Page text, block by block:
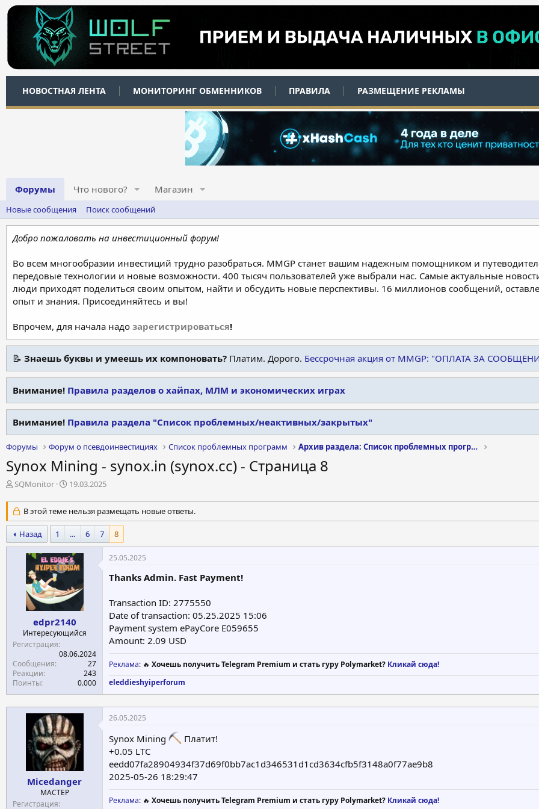
НОВОСТНАЯ ЛЕНТА МОНИТОРИНГ ОБМЕННИКОВ ПРАВИЛА РАЗМЕЩЕНИЕ РЕКЛАМЫ
Форумы Что нового? Магазин
Новые сообщения Поиск сообщений
Добро пожаловать на инвестиционный форум!
Во всем многообразии инвестиций трудно разобраться. MMGP станет вашим надежным помощником и
передовые технологии и новые возможности. 400 тысяч пользователей уже выбрали нас. Самые актуальные
люди приходят поделиться своим опытом, найти и обсудить новые перспективы. 16 миллионов сообщений,
опыт и знания. Присоединяйтесь и вы!
Впрочем, для начала надо зарегистрироваться!
📝 Знаешь буквы и умеешь их компоновать? Платим. Дорого. Бессрочная акция от MMGP: "ОПЛАТА ЗА
Внимание! Правила разделов о хайпах, МЛМ и экономических играх
Внимание! Правила раздела "Список проблемных/неактивных/закрытых"
Форумы Форум о псевдоинвестициях Список проблемных программ Архив раздела: Список проблемных программ
Synox Mining - synox.in (synox.cc) - Страница 8
А
т
о
р
т
е
SQMonitor
Д
т
а
н
а
ч
а
л
19.03.2025
В этой теме нельзя размещать новые ответы.
Назад 1 ... 6 7 8
edpr2140
Интересующийся
Регистрация
08.06.2024
Сообщения
27
Реакции
243
Поинты
0.000
25.05.2025
Thanks Admin. Fast Payment!
Transaction ID: 2775550
Date of transaction: 05.25.2025 15:06
Payment system ePayCore E059655
Amount: 2.09 USD
Реклама: 🔥 Хочешь получить Telegram Premium и стать гуру Polymarket? Кликай сюда!
eleddieshyiperforum
Micedanger
МАСТЕР
Регистрация
26.05.2025
Synox Mining
Платит!
+0.05 LTC
eedd07fa28904934f37d69f0bb7ac1d346531d1cd3634cfb5f3148a0f77ae9b8
2025-05-26 18:29:47
Реклама: 🔥 Хочешь получить Telegram Premium и стать гуру Polymarket? Кликай сюда!